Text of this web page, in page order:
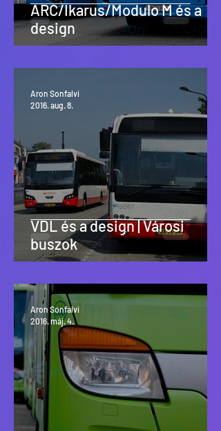
ARC/Ikarus/Modulo M és a
design
VDL és a design | Városi
buszok
Aron Sonfalvi
2016. aug. 8.
Aron Sonfalvi
2016. máj. 4.